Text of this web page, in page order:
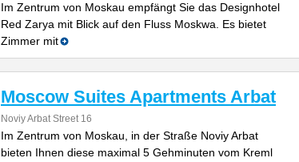
Im Zentrum von Moskau empfängt Sie das Designhotel
Red Zarya mit Blick auf den Fluss Moskwa. Es bietet
Zimmer mit
Moscow Suites Apartments Arbat
Noviy Arbat Street 16
Im Zentrum von Moskau, in der Straße Noviy Arbat
bieten Ihnen diese maximal 5 Gehminuten vom Kreml